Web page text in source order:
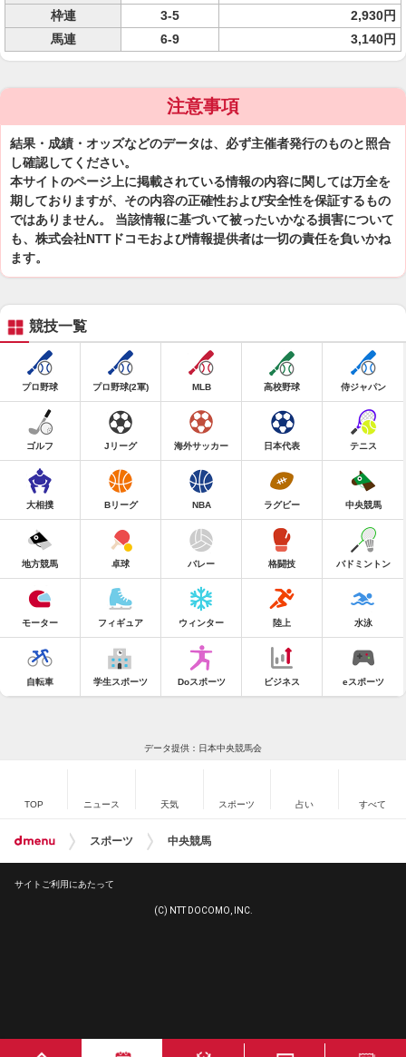
枠連
3-5
2,930円
馬連
6-9 3,140円
注意事項
結果・成績・オッズなどのデータは、必ず主催者発行のものと照合
し確認してください。
本サイトのページ上に掲載されている情報の内容に関しては万全を
期しておりますが、その内容の正確性および安全性を保証するもの
ではありません。 当該情報に基づいて被ったいかなる損害について
も、株式会社NTTドコモおよび情報提供者は一切の責任を負いかね
ます。
競技一覧
プロ野球 プロ野球(2軍) MLB 高校野球 侍ジャパン
ゴルフ Jリーグ 海外サッカー 日本代表 テニス
大相撲 Bリーグ NBA ラグビー 中央競馬
地方競馬 卓球 バレー 格闘技 バドミントン
モーター フィギュア ウィンター 陸上 水泳
自転車 学生スポーツ Doスポーツ ビジネス eスポーツ
データ提供：日本中央競馬会
TOP ニュース 天気 スポーツ 占い すべて
スポーツ 中央競馬
サイトご利用にあたって
(C) NTT DOCOMO, INC.